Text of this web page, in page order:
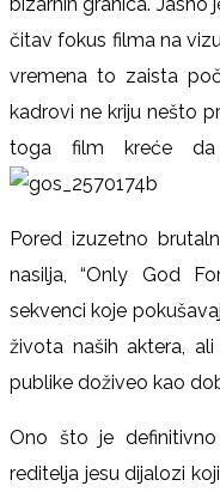
čitav fokus filma na
vremena to zaista
kadrovi ne kriju nešto
toga film kreće da
Pored izuzetno
nasilja, “Only God
sekvenci koje
života naših aktera,
publike doživeo kao
Ono što je
reditelja jesu dijalozi